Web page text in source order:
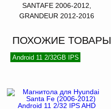
SANTAFE 2006-2012,
GRANDEUR 2012-2016
ПОХОЖИЕ ТОВАРЫ
Android 11 2/32GB IPS